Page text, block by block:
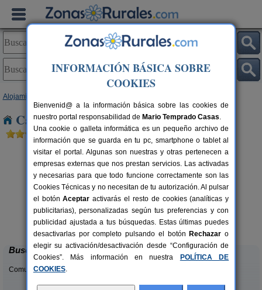
Alojamientos
Casas Rurales cerca de La Beguda Alta
6+6 pers.
desde25 €
El Mas de Tous
Sant Martí de Tous (Barcelona)
Buscar
Comunidades:
INFORMACIÓN BÁSICA SOBRE
COOKIES
Bienvenid@ a la información básica sobre las cookies de
nuestro portal responsabilidad de Mario Temprado Casas.
Una cookie o galleta informática es un pequeño archivo de
información que se guarda en tu pc, smartphone o tablet al
visitar el portal. Algunas son nuestras y otras pertenecen a
empresas externas que nos prestan servicios. Las activadas
y necesarias para que todo funcione correctamente son las
Cookies Técnicas y no necesitan de tu autorización. Al pulsar
el botónAceptar activarás el resto de cookies (analíticas y
publicitarias), personalizadas según tus preferencias y con
publicidad ajustada a tus búsquedas. Estas últimas puedes
desactivarlas por completo pulsando el botón Rechazar o
elegir su activación/desactivación desde “Configuración de
Cookies”. Más información en nuestra
POLÍTICA DE
COOKIES.